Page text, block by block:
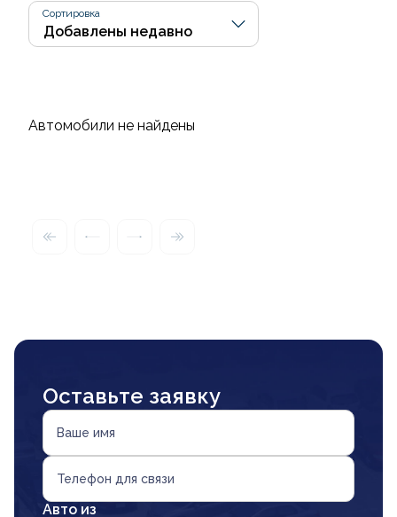
Сортировка
Автомобили не найдены
Оставьте заявку
Ваше имя
Телефон для связи
Авто из